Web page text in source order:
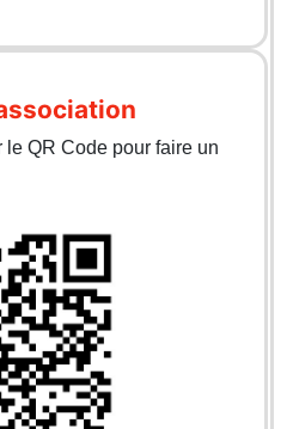
QR Code pour faire un